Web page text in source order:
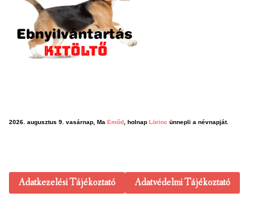
2026. augusztus 9. vasárnap, Ma Emőd, holnap Lörinc ünnepli a névnapját.
Adatkezelési Tájékoztató Adatvédelmi Tájékoztató